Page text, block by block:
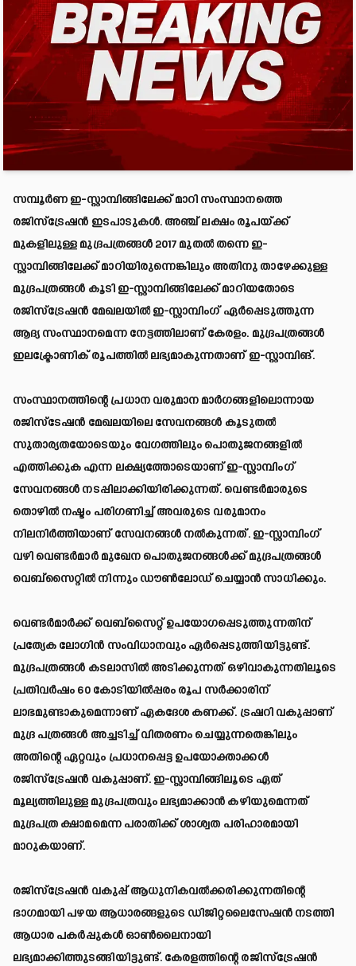
സമ്പൂർണ ഇ-സ്റ്റാമ്പിങ്ങിലേക്ക് മാറി സംസ്ഥാനത്തെ
രജിസ്‌ട്രേഷൻ ഇടപാടുകൾ. അഞ്ച് ലക്ഷം രൂപയ്ക്ക്
മുകളിലുള്ള മുദ്രപത്രങ്ങൾ 2017 മുതൽ തന്നെ ഇ-
സ്റ്റാമ്പിങ്ങിലേക്ക് മാറിയിരുന്നെങ്കിലും അതിനു താഴേക്കുള്ള
മുദ്രപത്രങ്ങൾ കൂടി ഇ-സ്റ്റാമ്പിങ്ങിലേക്ക് മാറിയതോടെ
രജിസ്ട്രേഷൻ മേഖലയിൽ ഇ-സ്റ്റാമ്പിംഗ് ഏർപ്പെടുത്തുന്ന
ആദ്യ സംസ്ഥാനമെന്ന നേട്ടത്തിലാണ് കേരളം. മുദ്രപത്രങ്ങൾ
ഇലക്ട്രോണിക് രൂപത്തിൽ ലഭ്യമാകുന്നതാണ് ഇ-സ്റ്റാമ്പിങ്.
സംസ്ഥാനത്തിന്റെ പ്രധാന വരുമാന മാർഗങ്ങളിലൊന്നായ
രജിസ്ടേഷൻ മേഖലയിലെ സേവനങ്ങൾ കൂടുതൽ
സുതാര്യതയോടെയും വേഗത്തിലും പൊതുജനങ്ങളിൽ
എത്തിക്കുക എന്ന ലക്ഷ്യത്തോടെയാണ് ഇ-സ്റ്റാമ്പിംഗ്
സേവനങ്ങൾ നടപ്പിലാക്കിയിരിക്കുന്നത്. വെണ്ടർമാരുടെ
തൊഴിൽ നഷ്ടം പരിഗണിച്ച് അവരുടെ വരുമാനം
നിലനിർത്തിയാണ് സേവനങ്ങൾ നൽകുന്നത്. ഇ-സ്റ്റാമ്പിംഗ്
വഴി വെണ്ടർമാർ മുഖേന പൊതുജനങ്ങൾക്ക് മുദ്രപത്രങ്ങൾ
വെബ്സൈറ്റിൽ നിന്നും ഡൗൺലോഡ് ചെയ്യാൻ സാധിക്കും.
വെണ്ടർമാർക്ക് വെബ്‌സൈറ്റ് ഉപയോഗപ്പെടുത്തുന്നതിന്
പ്രത്യേക ലോഗിൻ സംവിധാനവും ഏർപ്പെടുത്തിയിട്ടുണ്ട്.
മുദ്രപത്രങ്ങൾ കടലാസിൽ അടിക്കുന്നത് ഒഴിവാകുന്നതിലൂടെ
പ്രതിവർഷം 60 കോടിയിൽപ്പരം രൂപ സർക്കാരിന്
ലാഭമുണ്ടാകുമെന്നാണ് ഏകദേശ കണക്ക്. ട്രഷറി വകുപ്പാണ്
മുദ്ര പത്രങ്ങൾ അച്ചടിച്ച് വിതരണം ചെയ്യുന്നതെങ്കിലും
അതിന്റെ ഏറ്റവും പ്രധാനപ്പെട്ട ഉപയോക്താക്കൾ
രജിസ്‌ട്രേഷൻ വകുപ്പാണ്. ഇ-സ്റ്റാമ്പിങ്ങിലൂടെ ഏത്
മൂല്യത്തിലുള്ള മുദ്രപത്രവും ലഭ്യമാക്കാൻ കഴിയുമെന്നത്
മുദ്രപത്ര ക്ഷാമമെന്ന പരാതിക്ക് ശാശ്വത പരിഹാരമായി
മാറുകയാണ്.
രജിസ്‌ട്രേഷൻ വകുപ്പ് ആധുനികവൽക്കരിക്കുന്നതിന്റെ
ഭാഗമായി പഴയ ആധാരങ്ങളുടെ ഡിജിറ്റലൈസേഷൻ നടത്തി
ആധാര പകർപ്പുകൾ ഓൺലൈനായി
ലഭ്യമാക്കിത്തുടങ്ങിയിട്ടുണ്ട്. കേരളത്തിന്റെ രജിസ്‌ട്രേഷൻ